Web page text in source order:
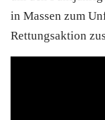
in Massen zum
Rettungsaktion